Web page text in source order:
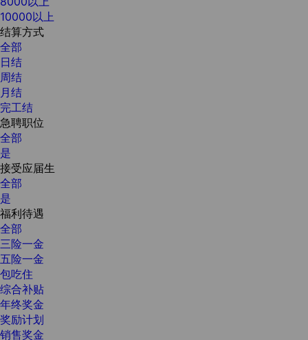
10000以上
结算方式
全部
日结
周结
月结
完工结
急聘职位
全部
是
接受应届生
全部
是
福利待遇
全部
三险一金
五险一金
包吃住
综合补贴
年终奖金
奖励计划
销售奖金